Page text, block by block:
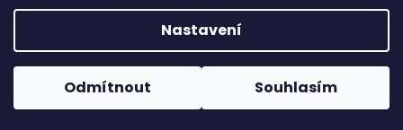
Nastavení
Odmítnout Souhlasím
Copyright 2026Vysněné copánky. Všechna práva